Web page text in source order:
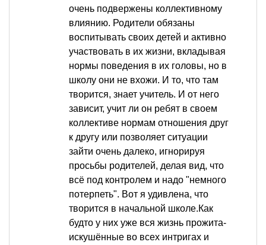
очень подвержены коллективному
влиянию. Родители обязаны
воспитывать своих детей и активно
участвовать в их жизни, вкладывая
нормы поведения в их головы, но в
школу они не вхожи. И то, что там
творится, знает учитель. И от него
зависит, учит ли он ребят в своем
коллективе нормам отношения друг
к другу или позволяет ситуации
зайти очень далеко, игнорируя
просьбы родителей, делая вид, что
всё под контролем и надо "немного
потерпеть". Вот я удивлена, что
творится в начальной школе.Как
будто у них уже вся жизнь прожита-
искушённые во всех интригах и